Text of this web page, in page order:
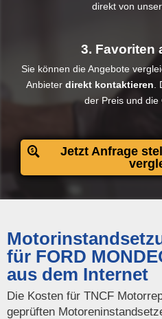
direkt von
3. Favoriten
Sie können die Angebote
Anbieter direkt kontaktieren
der Preis und die
Jetzt Anfrage
für FORD
aus dem Internet
Die Kosten für TNCF
geprüften